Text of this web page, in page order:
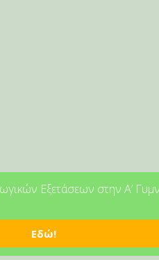
Εξετάσεων στην Α’
Εδώ!